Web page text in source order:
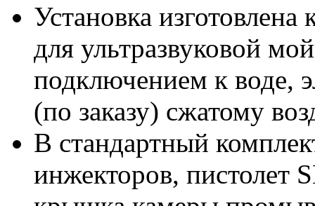
Установка изготовлена
для ультразвуковой
подключением к воде,
(по заказу) сжатому
В стандартный
инжекторов, пистолет